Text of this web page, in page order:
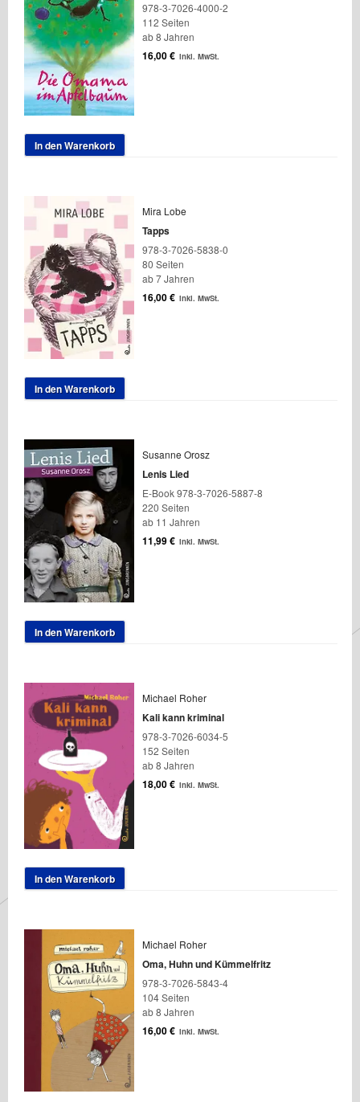
978-3-7026-4000-2
112 Seiten
ab 8 Jahren
16,00€ inkl. MwSt.
In den Warenkorb
Mira Lobe
Tapps
978-3-7026-5838-0
80 Seiten
ab 7 Jahren
16,00€ inkl. MwSt.
In den Warenkorb
Susanne Orosz
Lenis Lied
E-Book 978-3-7026-5887-8
220 Seiten
ab 11 Jahren
11,99€ inkl. MwSt.
In den Warenkorb
Michael Roher
Kali kann kriminal
978-3-7026-6034-5
152 Seiten
ab 8 Jahren
18,00€ inkl. MwSt.
In den Warenkorb
Michael Roher
Oma, Huhn und Kümmelfritz
978-3-7026-5843-4
104 Seiten
ab 8 Jahren
16,00€ inkl. MwSt.